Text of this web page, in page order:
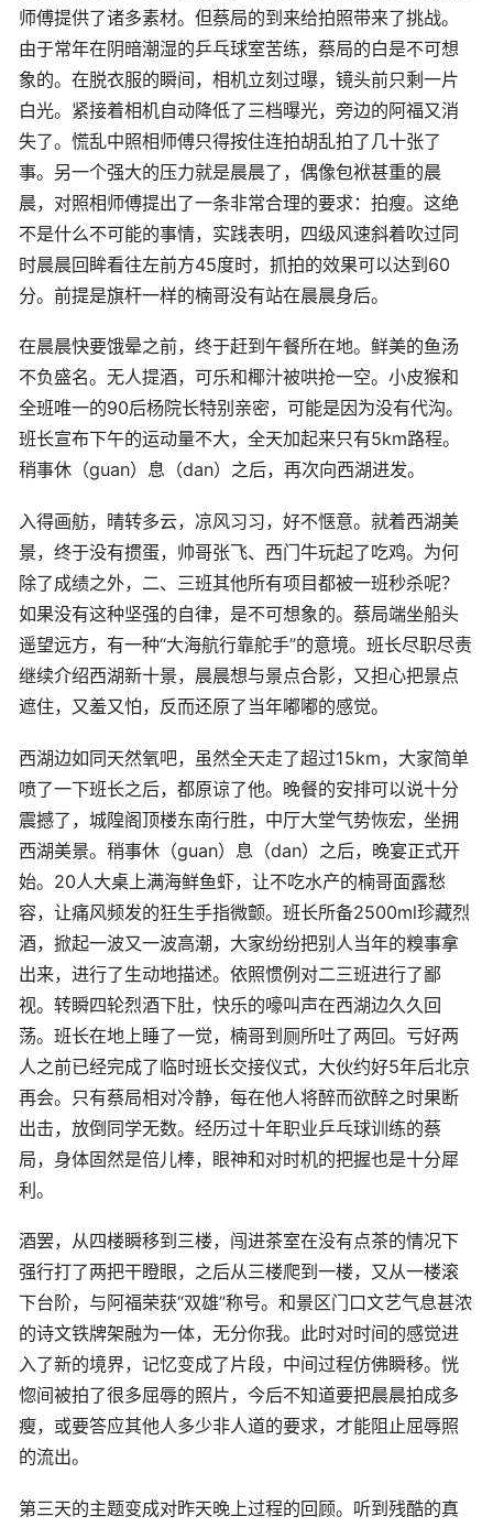
师傅提供了诸多素材。但蔡局的到来给拍照带来了挑战。
由于常年在阴暗潮湿的乒乓球室苦练，蔡局的白是不可想
象的。在脱衣服的瞬间，相机立刻过曝，镜头前只剩一片
白光。紧接着相机自动降低了三档曝光，旁边的阿福又消
失了。慌乱中照相师傅只得按住连拍胡乱拍了几十张了
事。另一个强大的压力就是晨晨了，偶像包袱甚重的晨
晨，对照相师傅提出了一条非常合理的要求：拍瘦。这绝
不是什么不可能的事情，实践表明，四级风速斜着吹过同
时晨晨回眸看往左前方45度时，抓拍的效果可以达到60
分。前提是旗杆一样的楠哥没有站在晨晨身后。
在晨晨快要饿晕之前，终于赶到午餐所在地。鲜美的鱼汤
不负盛名。无人提酒，可乐和椰汁被哄抢一空。小皮猴和
全班唯一的90后杨院长特别亲密，可能是因为没有代沟。
班长宣布下午的运动量不大，全天加起来只有5km路程。
稍事休（guan）息（dan）之后，再次向西湖进发。
入得画舫，晴转多云，凉风习习，好不惬意。就着西湖美
景，终于没有掼蛋，帅哥张飞、西门牛玩起了吃鸡。为何
除了成绩之外，二、三班其他所有项目都被一班秒杀呢？
如果没有这种坚强的自律，是不可想象的。蔡局端坐船头
遥望远方，有一种“大海航行靠舵手”的意境。班长尽职尽责
继续介绍西湖新十景，晨晨想与景点合影，又担心把景点
遮住，又羞又怕，反而还原了当年嘟嘟的感觉。
西湖边如同天然氧吧，虽然全天走了超过15km，大家简单
喷了一下班长之后，都原谅了他。晚餐的安排可以说十分
震撼了，城隍阁顶楼东南行胜，中厅大堂气势恢宏，坐拥
西湖美景。稍事休（guan）息（dan）之后，晚宴正式开
始。20人大桌上满海鲜鱼虾，让不吃水产的楠哥面露愁
容，让痛风频发的狂生手指微颤。班长所备2500ml珍藏烈
酒，掀起一波又一波高潮，大家纷纷把别人当年的糗事拿
出来，进行了生动地描述。依照惯例对二三班进行了鄙
视。转瞬四轮烈酒下肚，快乐的嚎叫声在西湖边久久回
荡。班长在地上睡了一觉，楠哥到厕所吐了两回。亏好两
人之前已经完成了临时班长交接仪式，大伙约好5年后北京
再会。只有蔡局相对冷静，每在他人将醉而欲醉之时果断
出击，放倒同学无数。经历过十年职业乒乓球训练的蔡
局，身体固然是倍儿棒，眼神和对时机的把握也是十分犀
利。
酒罢，从四楼瞬移到三楼，闯进茶室在没有点茶的情况下
强行打了两把干瞪眼，之后从三楼爬到一楼，又从一楼滚
下台阶，与阿福荣获“双雄”称号。和景区门口文艺气息甚浓
的诗文铁牌架融为一体，无分你我。此时对时间的感觉进
入了新的境界，记忆变成了片段，中间过程仿佛瞬移。恍
惚间被拍了很多屈辱的照片，今后不知道要把晨晨拍成多
瘦，或要答应其他人多少非人道的要求，才能阻止屈辱照
的流出。
第三天的主题变成对昨天晚上过程的回顾。听到残酷的真